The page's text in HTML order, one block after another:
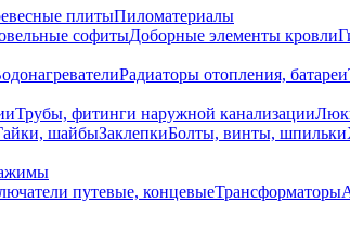
плитыПиломатериалы
софитыДоборные элементы кровли
Радиаторы отопления, батареи
Трубы, фитинги наружной канализации
шайбыЗаклепкиБолты, винты, шпильки
путевые, концевыеТрансформаторы